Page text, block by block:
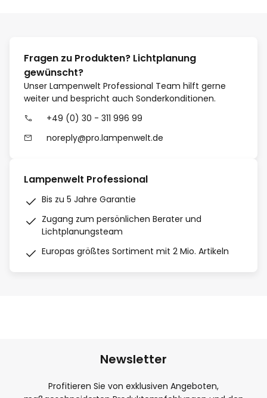
Fragen zu Produkten? Lichtplanung
gewünscht?
Unser Lampenwelt Professional Team hilft gerne
weiter und bespricht auch Sonderkonditionen.
+49 (0) 30 - 311 996 99
noreply@pro.lampenwelt.de
Lampenwelt Professional
Bis zu 5 Jahre Garantie
Zugang zum persönlichen Berater und
Lichtplanungsteam
Europas größtes Sortiment mit 2 Mio. Artikeln
Newsletter
Profitieren Sie von exklusiven Angeboten,